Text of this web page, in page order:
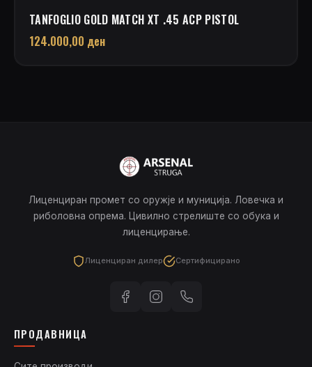
TANFOGLIO GOLD MATCH XT .45 ACP PISTOL
124.000,00 ден
Лиценциран промет со оружје и муниција. Ловечка и
риболовна опрема. Цивилно стрелиште со обука и
лиценцирање.
Лиценциран дилер Сертифицирано
ПРОДАВНИЦА